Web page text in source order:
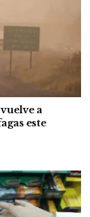
a
este